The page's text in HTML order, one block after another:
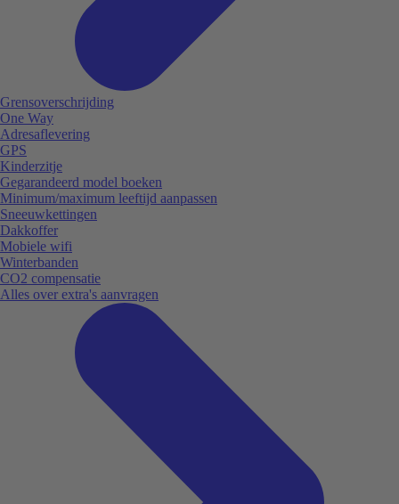
Grensoverschrijding
One Way
Adresaflevering
GPS
Kinderzitje
Gegarandeerd model boeken
Minimum/maximum leeftijd aanpassen
Sneeuwkettingen
Dakkoffer
Mobiele wifi
Winterbanden
CO2 compensatie
Alles over extra's aanvragen